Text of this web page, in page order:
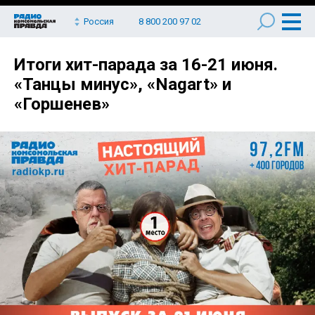
Россия 8 800 200 97 02
Итоги хит-парада за 16-21 июня.
«Танцы минус», «Nagart» и
«Горшенев»